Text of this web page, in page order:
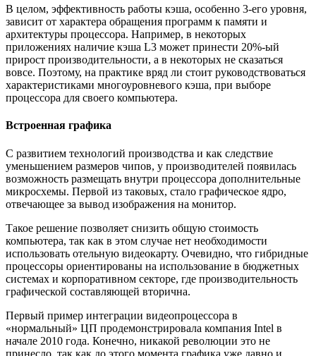
В целом, эффективность работы кэша, особенно 3-его уровня,
зависит от характера обращения программ к памяти и
архитектуры процессора. Например, в некоторых
приложениях наличие кэша L3 может принести 20%-ый
прирост производительности, а в некоторых не сказаться
вовсе. Поэтому, на практике вряд ли стоит руководствоваться
характеристиками многоуровневого кэша, при выборе
процессора для своего компьютера.
Встроенная графика
С развитием технологий производства и как следствие
уменьшением размеров чипов, у производителей появилась
возможность размещать внутри процессора дополнительные
микросхемы. Первой из таковых, стало графическое ядро,
отвечающее за вывод изображения на монитор.
Такое решение позволяет снизить общую стоимость
компьютера, так как в этом случае нет необходимости
использовать отельную видеокарту. Очевидно, что гибридные
процессоры ориентированы на использование в бюджетных
системах и корпоративном секторе, где производительность
графической составляющей вторична.
Первый пример интеграции видеопроцессора в
«нормальный» ЦП продемонстрировала компания Intel в
начале 2010 года. Конечно, никакой революции это не
принесло, так как до этого момента графика уже давно и